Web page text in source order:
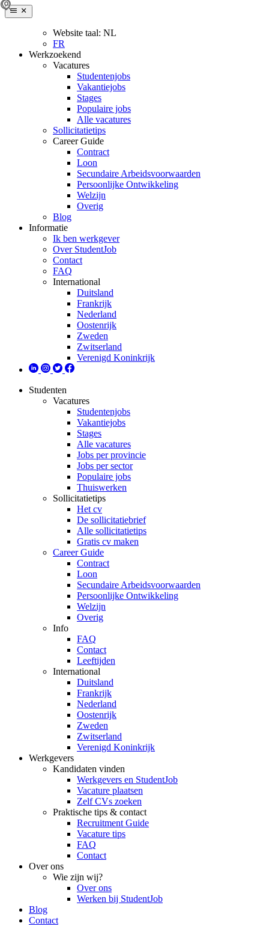
Website taal: NL
FR
Werkzoekend
Vacatures
Studentenjobs
Vakantiejobs
Stages
Populaire jobs
Alle vacatures
Sollicitatietips
Career Guide
Contract
Loon
Secundaire Arbeidsvoorwaarden
Persoonlijke Ontwikkeling
Welzijn
Overig
Blog
Informatie
Ik ben werkgever
Over StudentJob
Contact
FAQ
International
Duitsland
Frankrijk
Nederland
Oostenrijk
Zweden
Zwitserland
Verenigd Koninkrijk
Studenten
Vacatures
Studentenjobs
Vakantiejobs
Stages
Alle vacatures
Jobs per provincie
Jobs per sector
Populaire jobs
Thuiswerken
Sollicitatietips
Het cv
De sollicitatiebrief
Alle sollicitatietips
Gratis cv maken
Career Guide
Contract
Loon
Secundaire Arbeidsvoorwaarden
Persoonlijke Ontwikkeling
Welzijn
Overig
Info
FAQ
Contact
Leeftijden
International
Duitsland
Frankrijk
Nederland
Oostenrijk
Zweden
Zwitserland
Verenigd Koninkrijk
Werkgevers
Kandidaten vinden
Werkgevers en StudentJob
Vacature plaatsen
Zelf CVs zoeken
Praktische tips & contact
Recruitment Guide
Vacature tips
FAQ
Contact
Over ons
Wie zijn wij?
Over ons
Werken bij StudentJob
Blog
Contact